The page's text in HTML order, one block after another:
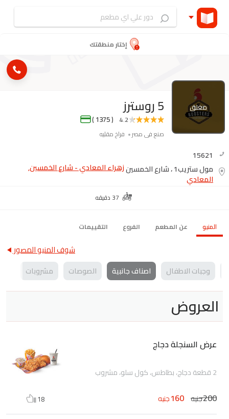
إختار منطقتك
مغلق 5 روسترز
4.2
( 1375 )
صنع فى مصر فراخ مقليه
15621
مول ستريب1 ، شارع الخمسين
زهراء المعادي - شارع الخمسين,
المعادي
37 دقيقه
المنيو عن المطعم الفروع التقييمات
شوف المنيو المصور
وجبات الاطفال اصناف جانبية الصوصات مشروبات
العروض
عرض السنجلة دجاج
2 قطعة دجاج، بطاطس، كول سلو، مشروب
200جنيه 160جنيه 18